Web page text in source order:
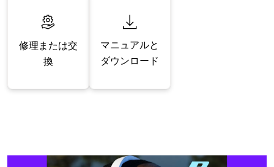
修理または交
換
マニュアルと
ダウンロード